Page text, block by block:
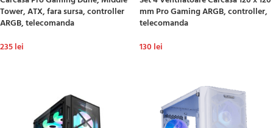
Tower, ATX, fara sursa, controller
ARGB, telecomanda
235lei
mm Pro Gaming ARGB, controller,
telecomanda
130 lei